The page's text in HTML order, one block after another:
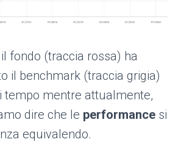
fondo (traccia rossa) ha
il benchmark (traccia grigia)
tempo mentre attualmente,
dire che le performance si
equivalendo.